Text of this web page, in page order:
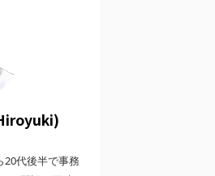
20代後半で事務